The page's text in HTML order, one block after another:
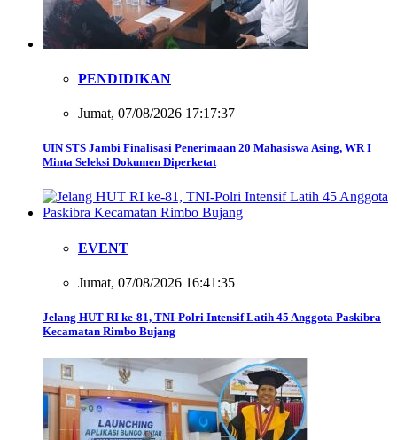
PENDIDIKAN
Jumat, 07/08/2026 17:17:37
UIN STS Jambi Finalisasi Penerimaan 20 Mahasiswa Asing, WR I
Minta Seleksi Dokumen Diperketat
EVENT
Jumat, 07/08/2026 16:41:35
Jelang HUT RI ke-81, TNI-Polri Intensif Latih 45 Anggota Paskibra
Kecamatan Rimbo Bujang